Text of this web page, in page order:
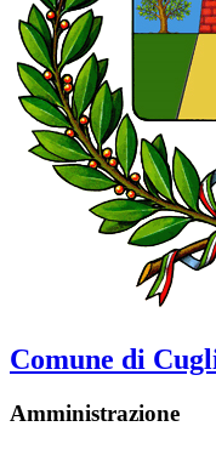
Comune di
Amministrazione